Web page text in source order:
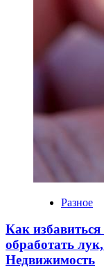
Разное
Как
обработать
Недвижимость